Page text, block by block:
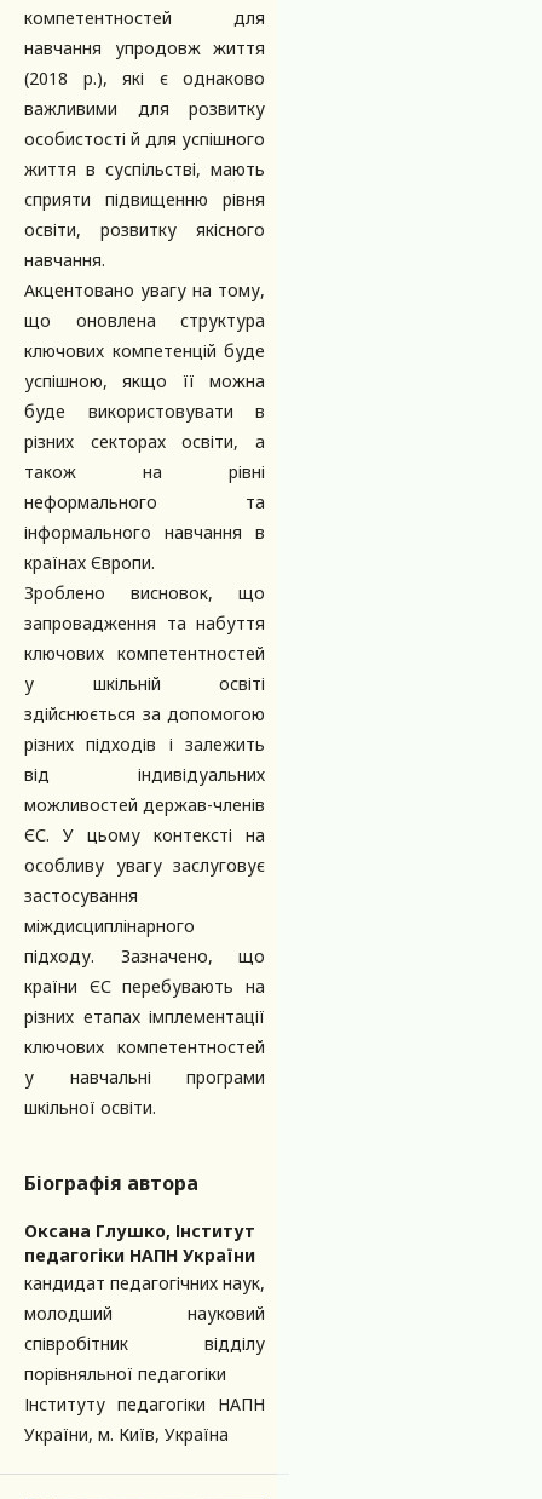
компетентностей для
навчання упродовж життя
(2018 р.), які є однаково
важливими для розвитку
особистості й для успішного
життя в суспільстві, мають
сприяти підвищенню рівня
освіти, розвитку якісного
навчання.
Акцентовано увагу на тому,
що оновлена структура
ключових компетенцій буде
успішною, якщо її можна
буде використовувати в
різних секторах освіти, а
також на рівні
неформального та
інформального навчання в
країнах Європи.
Зроблено висновок, що
запровадження та набуття
ключових компетентностей
у шкільній освіті
здійснюється за допомогою
різних підходів і залежить
від індивідуальних
можливостей держав-членів
ЄС. У цьому контексті на
особливу увагу заслуговує
застосування
міждисциплінарного
підходу. Зазначено, що
країни ЄС перебувають на
різних етапах імплементації
ключових компетентностей
у навчальні програми
шкільної освіти.
Біографія автора
Оксана Глушко, Інститут
педагогіки НАПН України
кандидат педагогічних наук,
молодший науковий
співробітник відділу
порівняльної педагогіки
Інституту педагогіки НАПН
України, м. Київ, Україна